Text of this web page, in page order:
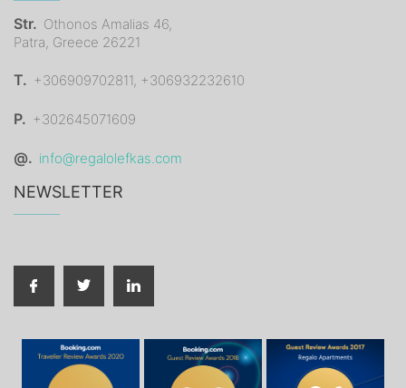
Str. Othonos Amalias 46,
Patra, Greece 26221
T. +306909702811, +306932232610
P. +302645071609
@. info@regalolefkas.com
NEWSLETTER